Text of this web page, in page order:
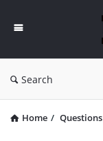
Search
Home / Questions